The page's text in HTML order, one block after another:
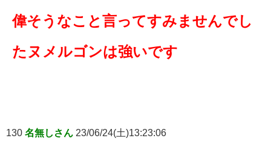
偉そうなこと言ってすみませんでし
たヌメルゴンは強いです
130 名無しさん 23/06/24(土)13:23:06